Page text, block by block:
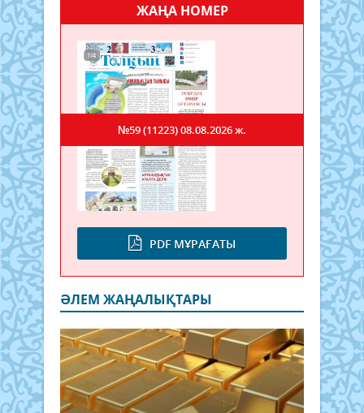
ЖАҢА НОМЕР
PDF МҰРАҒАТЫ
№59 (11223)08.08.2026 ж.
ӘЛЕМ ЖАҢАЛЫҚТАРЫ